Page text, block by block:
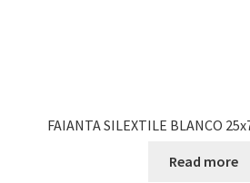
FAIANTA SILEXTILE BLANCO
Read more